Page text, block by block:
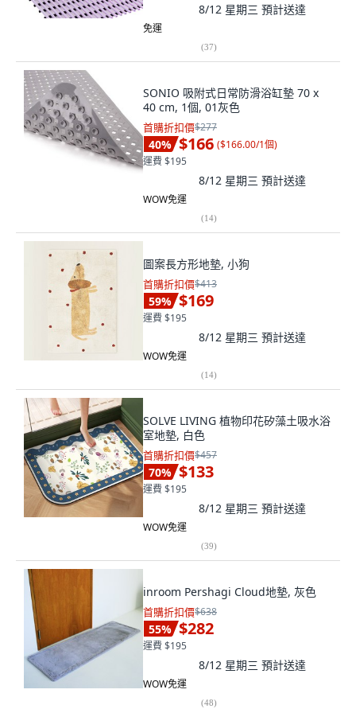
8/12 星期三 預計送達
免運
(37)
SONIO 吸附式日常防滑浴缸墊 70 x
40 cm, 1個, 01灰色
首購折扣價$277
40% $166 ($166.00/1個)
運費 $195
8/12 星期三 預計送達
WOW免運
(14)
圖案長方形地墊, 小狗
首購折扣價$413
59% $169
運費 $195
8/12 星期三 預計送達
WOW免運
(14)
SOLVE LIVING 植物印花矽藻土吸水浴
室地墊, 白色
首購折扣價$457
70% $133
運費 $195
8/12 星期三 預計送達
WOW免運
(39)
inroom Pershagi Cloud地墊, 灰色
首購折扣價$638
55% $282
運費 $195
8/12 星期三 預計送達
WOW免運
(48)